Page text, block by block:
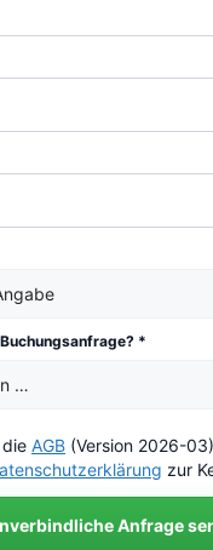
*
AGB (Version 2026-
zur
Anfrage